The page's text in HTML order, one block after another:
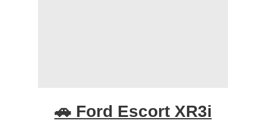
🚗 Ford Escort XR3i